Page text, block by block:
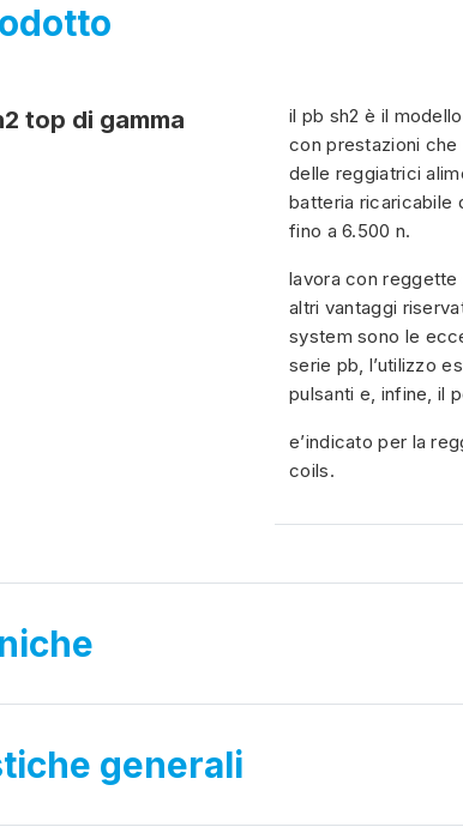
top di gamma
il pb sh2 è il
con prestazioni
delle reggiatrici
batteria ricaricabile
fino a 6.500 n.
lavora con reggette
altri vantaggi
system sono le
serie pb, l’utilizzo
pulsanti e, infine, il
e’indicato per la
coils.
generali